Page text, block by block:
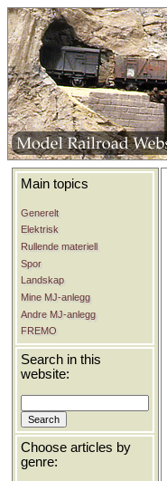
Main topics
Generelt
Elektrisk
Rullende materiell
Spor
Landskap
Mine MJ-anlegg
Andre MJ-anlegg
FREMO
Search in this
website:
Choose articles by
genre: